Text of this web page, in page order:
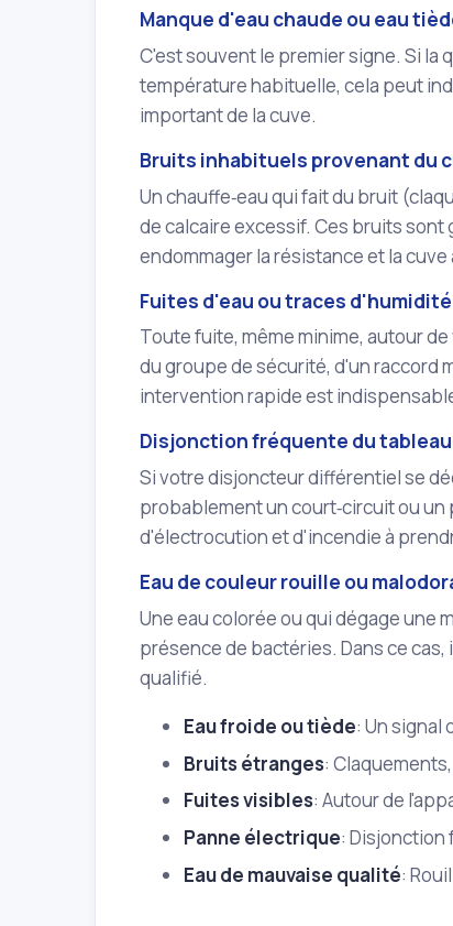
Manque d'eau chaude ou eau
C'est souvent le premier signe. Si la
température habituelle, cela peut
important de la cuve.
Bruits inhabituels provenant du
Un chauffe‑eau qui fait du bruit
de calcaire excessif. Ces bruits sont
endommager la résistance et la cuve
Fuites d'eau ou traces
Toute fuite, même minime, autour
du groupe de sécurité, d'un raccord
intervention rapide est
Disjonction fréquente du
Si votre disjoncteur différentiel se
probablement un court‑circuit ou
d'électrocution et d'incendie à
Eau de couleur rouille ou
Une eau colorée ou qui dégage une
présence de bactéries. Dans ce
qualifié.
Eau froide ou tiède: Un signal
Bruits étranges:
Fuites visibles: Autour de
Panne électrique: Disjonction
Eau de mauvaise qualité: